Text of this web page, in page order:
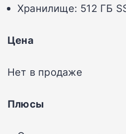
Хранилище: 512 ГБ
Цена
Нет в продаже
Плюсы